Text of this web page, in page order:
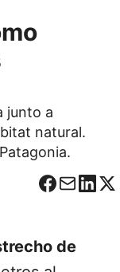
junto a
natural.
F
e
b
C
r
L
X
de